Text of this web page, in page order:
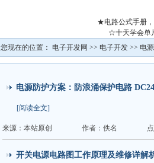
★电路公式手册，
☆十天学会单
您现在的位置： 电子开发网 >> 电子开发 >> 电
电源防护方案：防浪涌保护电路
[阅读全文]
来源：本站原创 作者：佚名
开关电源电路图工作原理及维修详解